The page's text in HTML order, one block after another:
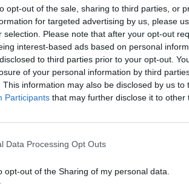
opt-out of the sale, sharing to third parties, or
for targeted advertising by us, please
selection. Please note that after your opt-out
interest-based ads based on personal
to third parties prior to your opt-out.
of your personal information by third
This information may also be disclosed by us to
Participants that may further disclose it to other
Data Processing Opt Outs
opt-out of the Sharing of my personal data.
που από τότε που την είδαμε
κόσμο των ηρώων της.
χρηματικό έπαθλο 4.000
προσφέρει χρηματικό έπαθλο
ματιά που κατάφερε